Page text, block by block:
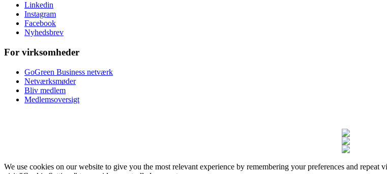
Linkedin
Instagram
Facebook
Nyhedsbrev
For virksomheder
GoGreen Business netværk
Netværksmøder
Bliv medlem
Medlemsoversigt
We use cookies on our website to give you the most relevant experience by remembering your preferences and